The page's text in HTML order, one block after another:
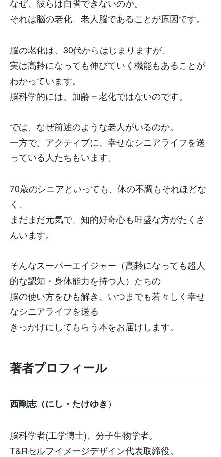
なぜ、彼らは自省できないのか。
それは脳の老化、老人脳であることが原因です。
脳の老化は、30代からはじまりますが、
実は高齢になっても伸びていく機能もあることが
わかっています。
脳科学的には、加齢＝老化ではないのです。
では、なぜ前述のような老人がいるのか。
一方で、アクティブに、幸せなシニアライフを送
っている人たちもいます。
70歳のシニアといっても、体の不調もそれほどな
く、
まだまだ元気で、知的好奇心も旺盛な方がたくさ
んいます。
そんなスーパーエイジャー（高齢になっても超人
的な認知・身体能力を持つ人）たちの
脳の使い方をひも解き、いつまでも若々しく幸せ
なシニアライフを送る
きっかけにしてもらう本をお届けします。
著者プロフィール
西剛志（にし・たけゆき）
脳科学者(工学博士)、分子生物学者。
T&Rセルフイメージデザイン代表取締役。